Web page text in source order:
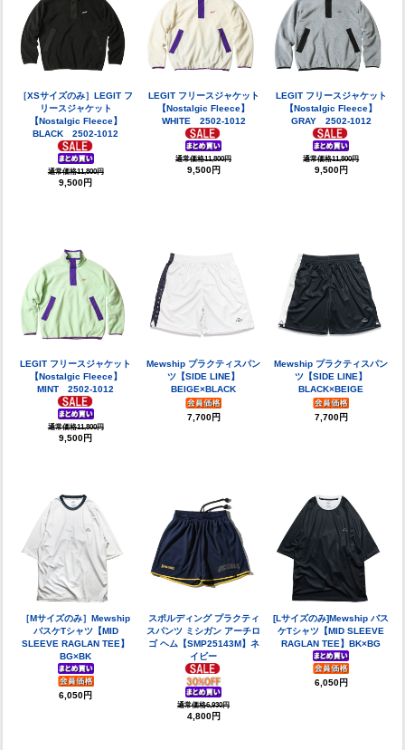
［XSサイズのみ］LEGIT フ
リースジャケット
【Nostalgic Fleece】
BLACK 2502-1012
通常価格11,800円
9,500円
LEGIT フリースジャケット
【Nostalgic Fleece】
WHITE 2502-1012
通常価格11,800円
9,500円
LEGIT フリースジャケット
【Nostalgic Fleece】
GRAY 2502-1012
通常価格11,800円
9,500円
LEGIT フリースジャケット
【Nostalgic Fleece】
MINT 2502-1012
通常価格11,800円
9,500円
Mewship プラクティスパン
ツ【SIDE LINE】
BEIGE×BLACK
7,700円
Mewship プラクティスパン
ツ【SIDE LINE】
BLACK×BEIGE
7,700円
［Mサイズのみ］Mewship
バスケTシャツ【MID
SLEEVE RAGLAN TEE】
BG×BK
6,050円
スポルディング プラクティ
スパンツ ミシガン アーチロ
ゴ ヘム【SMP25143M】ネ
イビー
通常価格6,930円
4,800円
[Lサイズのみ]Mewship バス
ケTシャツ【MID SLEEVE
RAGLAN TEE】BK×BG
6,050円